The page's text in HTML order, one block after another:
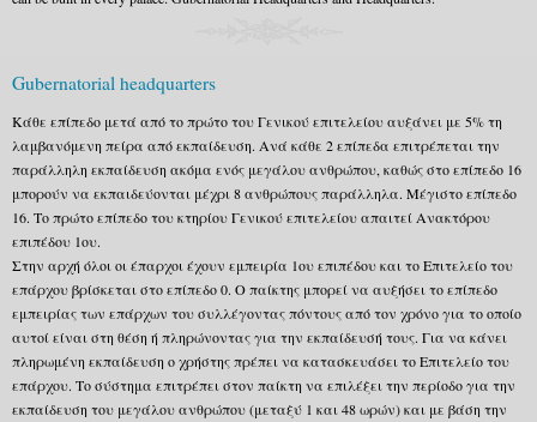
Gubernatorial headquarters
Κάθε επίπεδο μετά από το πρώτο του Γενικού επιτελείου αυξάνει με 5% τη
λαμβανόμενη πείρα από εκπαίδευση. Ανά κάθε 2 επίπεδα επιτρέπεται την
παράλληλη εκπαίδευση ακόμα ενός μεγάλου ανθρώπου, καθώς στο επίπεδο 16
μπορούν να εκπαιδεύονται μέχρι 8 ανθρώπους παράλληλα. Μέγιστο επίπεδο
16. Το πρώτο επίπεδο του κτηρίου Γενικού επιτελείου απαιτεί Ανακτόρου
επιπέδου 1ου.
Στην αρχή όλοι οι έπαρχοι έχουν εμπειρία 1ου επιπέδου και το Επιτελείο του
επάρχου βρίσκεται στο επίπεδο 0. Ο παίκτης μπορεί να αυξήσει το επίπεδο
εμπειρίας των επάρχων του συλλέγοντας πόντους από τον χρόνο για το οποίο
αυτοί είναι στη θέση ή πληρώνοντας για την εκπαίδευσή τους. Για να κάνει
πληρωμένη εκπαίδευση ο χρήστης πρέπει να κατασκευάσει το Επιτελείο του
επάρχου. Το σύστημα επιτρέπει στον παίκτη να επιλέξει την περίοδο για την
εκπαίδευση του μεγάλου ανθρώπου (μεταξύ 1 και 48 ωρών) και με βάση την